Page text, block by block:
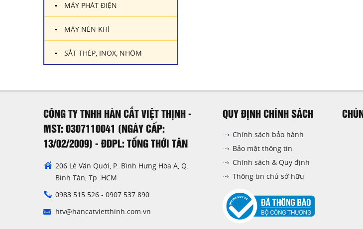
MÁY PHÁT ĐIỆN
MÁY NÉN KHÍ
SẮT THÉP, INOX, NHÔM
CÔNG TY TNHH HÀN CẮT VIỆT THỊNH -
MST: 0307110041 (NGÀY CẤP:
13/02/2009) - ĐDPL: TỐNG THỚI TÂN
206 Lê Văn Quới, P. Bình Hưng Hòa A, Q.
Bình Tân, Tp. HCM
0983 515 526 - 0907 537 890
htv@hancatvietthinh.com.vn
QUY ĐỊNH CHÍNH SÁCH
Chính sách bảo hành
Bảo mật thông tin
Chính sách & Quy định
Thông tin chủ sở hữu